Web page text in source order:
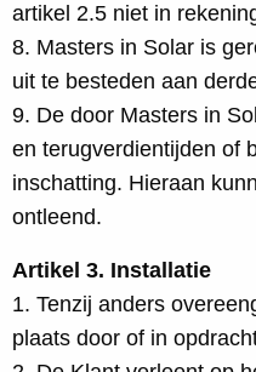
artikel 2.5 niet in
8. Masters in Solar is
uit te besteden aan
9. De door Masters in
en terugverdientijden of
inschatting. Hieraan
ontleend.
Artikel 3. Installatie
1. Tenzij anders
plaats door of in